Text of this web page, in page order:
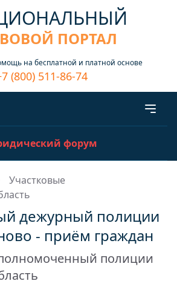
ПОРТАЛ
на бесплатной и платной основе
(800) 511-86-74
форум
Участковые
дежурный полиции
- приём граждан
полиции